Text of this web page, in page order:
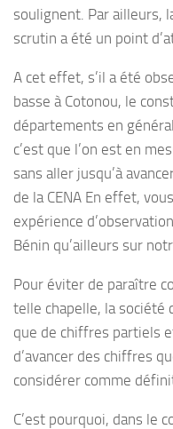
soulignent. Par ailleurs,
scrutin a été un point
A cet effet, s’il a été
basse à Cotonou, le
départements en
c’est que l’on est en
sans aller jusqu’à
de la CENA En effet,
expérience
Bénin qu’ailleurs sur
Pour éviter de paraître
telle chapelle, la société
que de chiffres partiels
d’avancer des chiffres
considérer comme
C’est pourquoi, dans le